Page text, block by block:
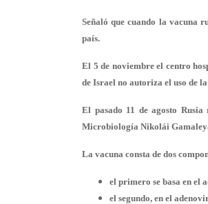
Señaló que cuando la vacuna
país.
El 5 de noviembre el centro
de Israel no autoriza el uso de
El pasado 11 de agosto Rusia
Microbiología Nikolái
La vacuna consta de dos
el primero se basa en el
el segundo, en el